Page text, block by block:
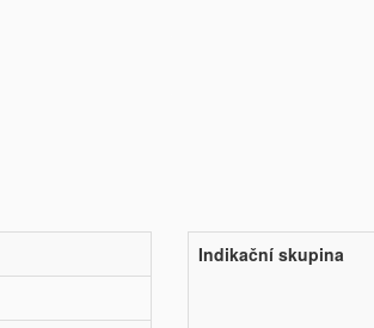
Indikační skupina